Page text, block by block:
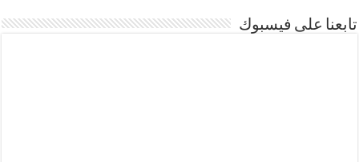
تابعنا على فيسبوك